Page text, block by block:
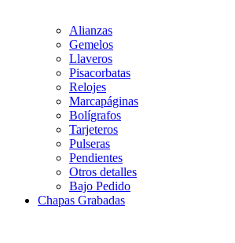
Alianzas
Gemelos
Llaveros
Pisacorbatas
Relojes
Marcapáginas
Bolígrafos
Tarjeteros
Pulseras
Pendientes
Otros detalles
Bajo Pedido
Chapas Grabadas